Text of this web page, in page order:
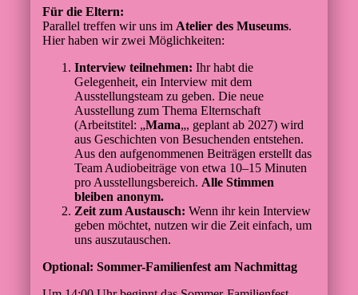
Für die Eltern:
Parallel treffen wir uns im Atelier des Museums.
Hier haben wir zwei Möglichkeiten:
Interview teilnehmen: Ihr habt die
Gelegenheit, ein Interview mit dem
Ausstellungsteam zu geben. Die neue
Ausstellung zum Thema Elternschaft
(Arbeitstitel: „Mama„, geplant ab 2027) wird
aus Geschichten von Besuchenden entstehen.
Aus den aufgenommenen Beiträgen erstellt das
Team Audiobeiträge von etwa 10–15 Minuten
pro Ausstellungsbereich. Alle Stimmen
bleiben anonym.
Zeit zum Austausch: Wenn ihr kein Interview
geben möchtet, nutzen wir die Zeit einfach, um
uns auszutauschen.
Optional: Sommer-Familienfest am Nachmittag